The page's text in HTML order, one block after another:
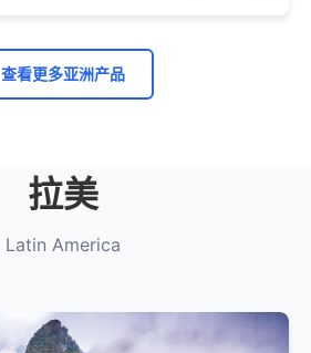
查看更多亚洲产品
拉美
Latin America